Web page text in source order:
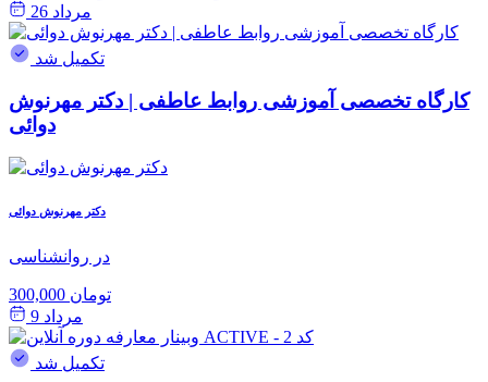
مرداد 26
تکمیل شد
کارگاه تخصصی آموزشی روابط عاطفی | دکتر مهرنوش
دوائی
دکتر مهرنوش دوائی
در روانشناسی
300,000 تومان
مرداد 9
تکمیل شد